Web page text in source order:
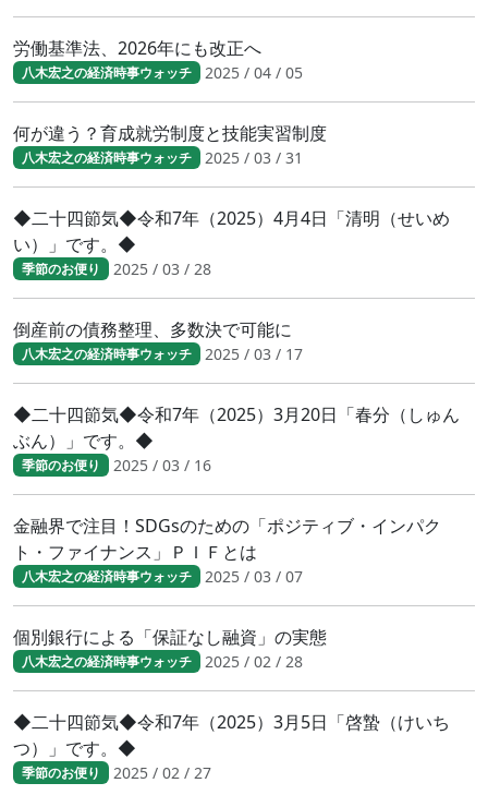
労働基準法、2026年にも改正へ
八木宏之の経済時事ウォッチ 2025 / 04 / 05
何が違う？育成就労制度と技能実習制度
八木宏之の経済時事ウォッチ 2025 / 03 / 31
◆二十四節気◆令和7年（2025）4月4日「清明（せいめ
い）」です。◆
季節のお便り 2025 / 03 / 28
倒産前の債務整理、多数決で可能に
八木宏之の経済時事ウォッチ 2025 / 03 / 17
◆二十四節気◆令和7年（2025）3月20日「春分（しゅん
ぶん）」です。◆
季節のお便り 2025 / 03 / 16
金融界で注目！SDGsのための「ポジティブ・インパク
ト・ファイナンス」ＰＩＦとは
八木宏之の経済時事ウォッチ 2025 / 03 / 07
個別銀行による「保証なし融資」の実態
八木宏之の経済時事ウォッチ 2025 / 02 / 28
◆二十四節気◆令和7年（2025）3月5日「啓蟄（けいち
つ）」です。◆
季節のお便り 2025 / 02 / 27